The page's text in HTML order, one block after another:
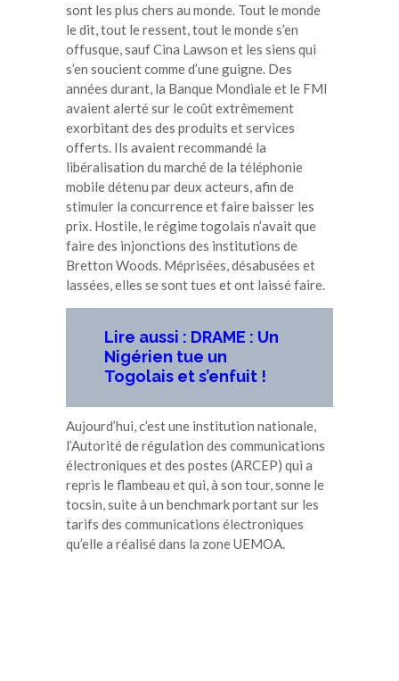
sont les plus chers au monde. Tout le monde
le dit, tout le ressent, tout le monde s’en
offusque, sauf Cina Lawson et les siens qui
s’en soucient comme d’une guigne. Des
années durant, la Banque Mondiale et le FMI
avaient alerté sur le coût extrêmement
exorbitant des des produits et services
offerts. Ils avaient recommandé la
libéralisation du marché de la téléphonie
mobile détenu par deux acteurs, afin de
stimuler la concurrence et faire baisser les
prix. Hostile, le régime togolais n’avait que
faire des injonctions des institutions de
Bretton Woods. Méprisées, désabusées et
lassées, elles se sont tues et ont laissé faire.
Lire aussi : DRAME : Un
Nigérien tue un
Togolais et s’enfuit !
Aujourd’hui, c’est une institution nationale,
l’Autorité de régulation des communications
électroniques et des postes (ARCEP) qui a
repris le flambeau et qui, à son tour, sonne le
tocsin, suite à un benchmark portant sur les
tarifs des communications électroniques
qu’elle a réalisé dans la zone UEMOA.